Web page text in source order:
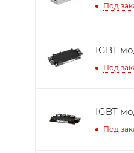
Под
IGBT
Под
IGBT
Под